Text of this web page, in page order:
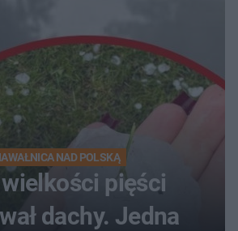
NAD POLSKĄ
pięści
dachy. Jedna